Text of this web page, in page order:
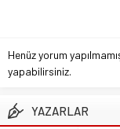
Henüz yorum
yapabilirsiniz.
YAZARLAR